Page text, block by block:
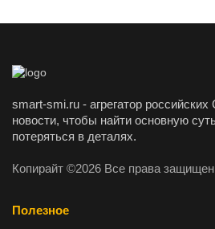
smart-smi.ru - агрегатор
новости, чтобы найти основную
потеряться в деталях.
Копирайт ©2026 Все права
Полезное